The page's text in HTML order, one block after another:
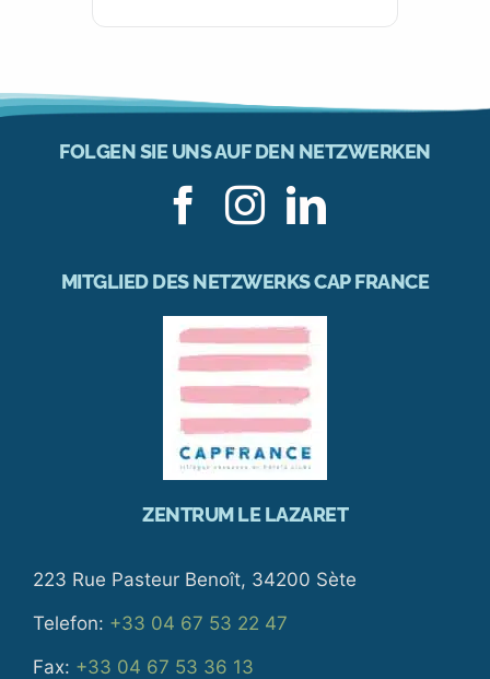
FOLGEN SIE UNS AUF DEN NETZWERKEN
MITGLIED DES NETZWERKS CAP FRANCE
ZENTRUM LE LAZARET
223 Rue Pasteur Benoît, 34200 Sète
Telefon: +33 04 67 53 22 47
Fax: +33 04 67 53 36 13